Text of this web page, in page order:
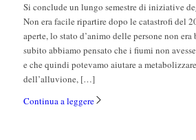
Si conclude un lungo semestre di iniziative
Non era facile ripartire dopo le catastrofi del
aperte, lo stato d’animo delle persone non
subito abbiamo pensato che i fiumi non
e che quindi potevamo aiutare a
dell’alluvione, […]
Continua a leggere